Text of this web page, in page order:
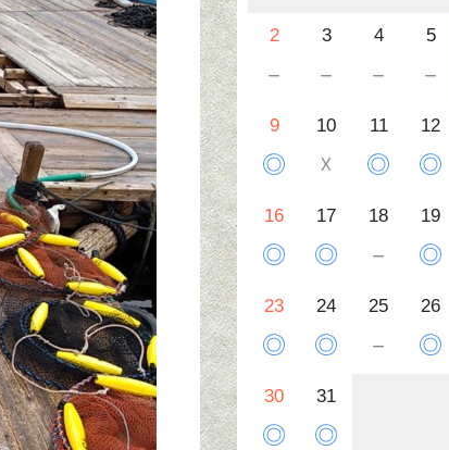
2
－
3
－
4
－
5
－
9
◎
10
☓
11
◎
12
◎
16
◎
17
◎
18
－
19
◎
23
◎
24
◎
25
－
26
◎
30
◎
31
◎